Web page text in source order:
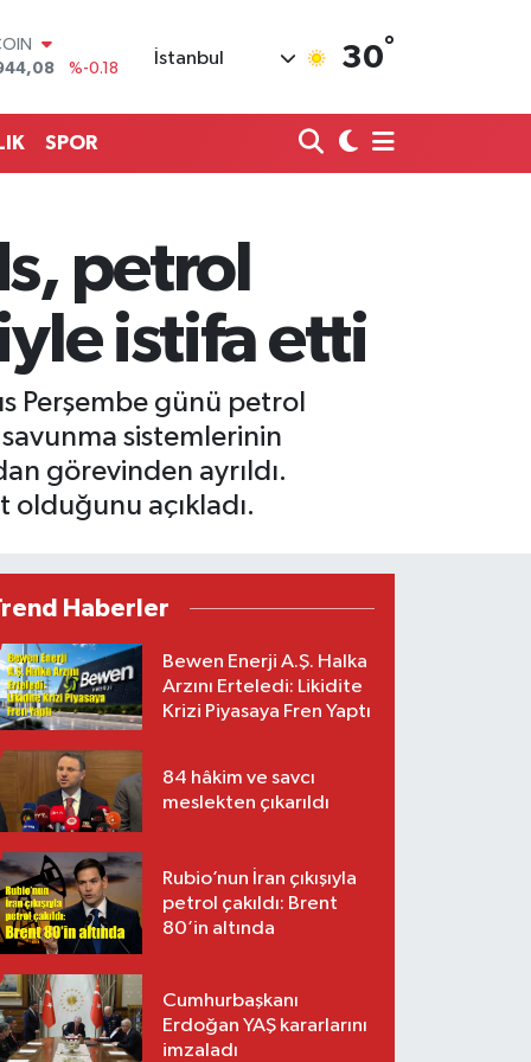
%0.18
%0.32
%-14
%-0.18
İstanbul 30°
SPOR
petrol
istifa etti
Perşembe günü petrol
sistemlerinin
görevinden ayrıldı.
olduğunu açıkladı.
Haberler
Bewen Enerji A.Ş. Halka
Arzını Erteledi: Likidite
Krizi Piyasaya Fren Yaptı
84 hâkim ve savcı
meslekten çıkarıldı
Rubio’nun İran çıkışıyla
petrol çakıldı: Brent
80’in altında
Cumhurbaşkanı
Erdoğan YAŞ kararlarını
imzaladı